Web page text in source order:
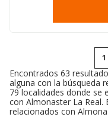
1
Encontrados 63
alguna con la búsqueda
79 localidades donde se
con Almonaster La Real.
relacionados con